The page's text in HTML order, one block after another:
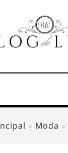
» Moda »